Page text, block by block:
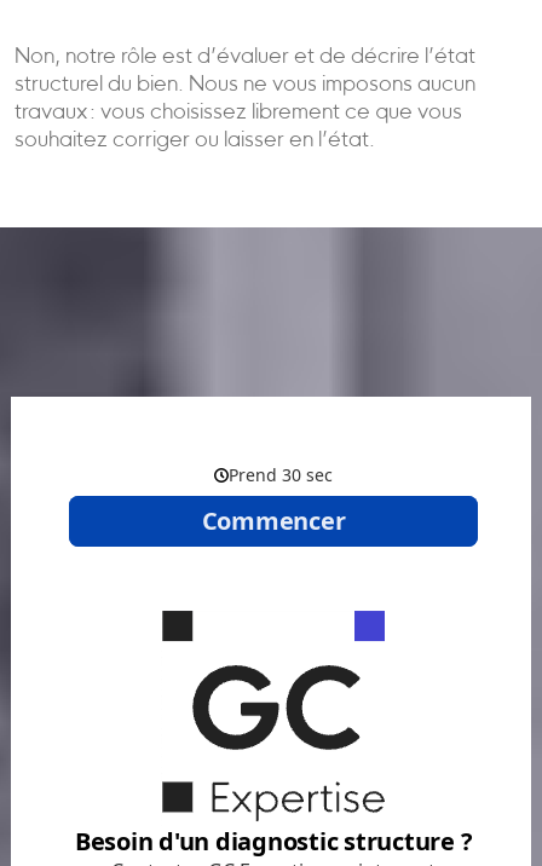
Non, notre rôle est d’évaluer et de décrire l’état
structurel du bien. Nous ne vous imposons aucun
travaux : vous choisissez librement ce que vous
souhaitez corriger ou laisser en l’état.